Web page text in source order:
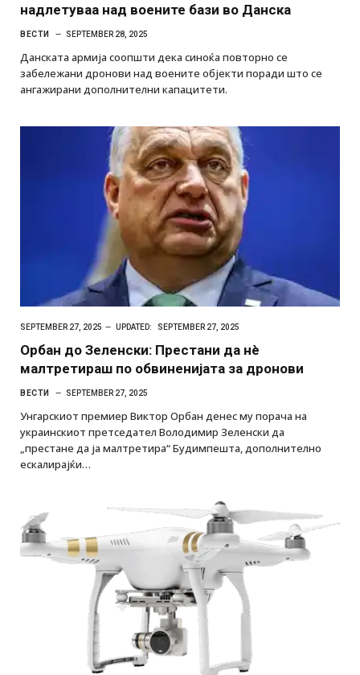
надлетуваа над воените бази во Данска
ВЕСТИ SEPTEMBER 28, 2025
Данската армија соопшти дека синоќа повторно се
забележани дронови над воените објекти поради што се
ангажирани дополнителни капацитети.
SEPTEMBER 27, 2025 UPDATED: SEPTEMBER 27, 2025
Орбан до Зеленски: Престани да нè
малтретираш по обвиненијата за дронови
ВЕСТИ SEPTEMBER 27, 2025
Унгарскиот премиер Виктор Орбан денес му порача на
украинскиот претседател Володимир Зеленски да
„престане да ја малтретира“ Будимпешта, дополнително
ескалирајќи…